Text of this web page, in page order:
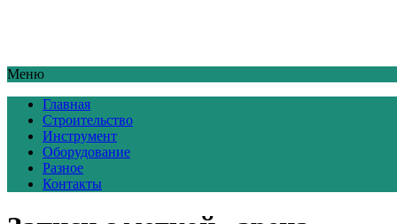
Меню
Главная
Строительство
Инструмент
Оборудование
Разное
Контакты